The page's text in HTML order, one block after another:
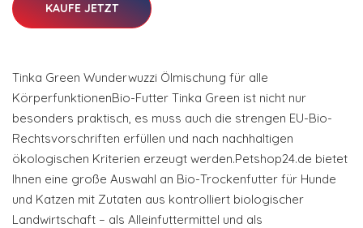
KAUFE JETZT
Tinka Green Wunderwuzzi Ölmischung für alle
KörperfunktionenBio-Futter Tinka Green ist nicht nur
besonders praktisch, es muss auch die strengen EU-Bio-
Rechtsvorschriften erfüllen und nach nachhaltigen
ökologischen Kriterien erzeugt werden.Petshop24.de bietet
Ihnen eine große Auswahl an Bio-Trockenfutter für Hunde
und Katzen mit Zutaten aus kontrolliert biologischer
Landwirtschaft – als Alleinfuttermittel und als